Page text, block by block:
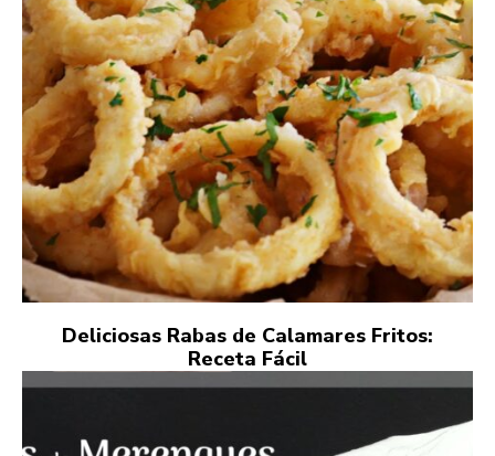
Deliciosas Rabas de Calamares Fritos:
Receta Fácil